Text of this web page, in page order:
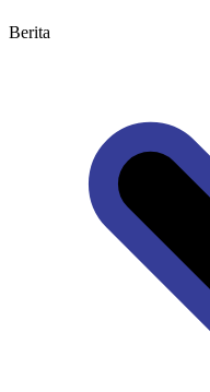
Berita